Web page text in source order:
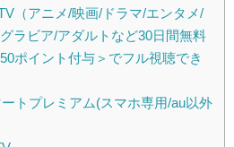
（アニメ/映画/ドラマ/エンタメ/
ラビア/アダルトなど30日間無料
ポイント付与＞でフル視聴でき
トプレミアム(スマホ専用/au以外